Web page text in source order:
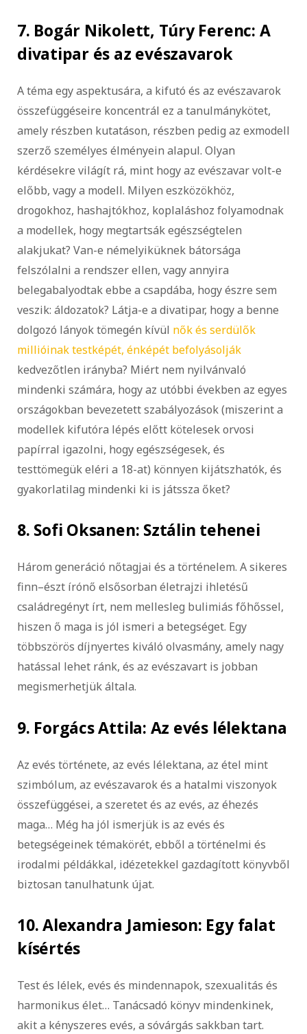
7. Bogár Nikolett, Túry Ferenc: A
divatipar és az evészavarok
A téma egy aspektusára, a kifutó és az evészavarok
összefüggéseire koncentrál ez a tanulmánykötet,
amely részben kutatáson, részben pedig az exmodell
szerző személyes élményein alapul. Olyan
kérdésekre világít rá, mint hogy az evészavar volt-e
előbb, vagy a modell. Milyen eszközökhöz,
drogokhoz, hashajtókhoz, koplaláshoz folyamodnak
a modellek, hogy megtartsák egészségtelen
alakjukat? Van-e némelyiküknek bátorsága
felszólalni a rendszer ellen, vagy annyira
belegabalyodtak ebbe a csapdába, hogy észre sem
veszik: áldozatok? Látja-e a divatipar, hogy a benne
dolgozó lányok tömegén kívül nők és serdülők
millióinak testképét, énképét befolyásolják
kedvezőtlen irányba? Miért nem nyilvánvaló
mindenki számára, hogy az utóbbi években az egyes
országokban bevezetett szabályozások (miszerint a
modellek kifutóra lépés előtt kötelesek orvosi
papírral igazolni, hogy egészségesek, és
testtömegük eléri a 18-at) könnyen kijátszhatók, és
gyakorlatilag mindenki ki is játssza őket?
8. Sofi Oksanen: Sztálin tehenei
Három generáció nőtagjai és a történelem. A sikeres
finn–észt írónő elsősorban életrajzi ihletésű
családregényt írt, nem mellesleg bulimiás főhőssel,
hiszen ő maga is jól ismeri a betegséget. Egy
többszörös díjnyertes kiváló olvasmány, amely nagy
hatással lehet ránk, és az evészavart is jobban
megismerhetjük általa.
9. Forgács Attila: Az evés lélektana
Az evés története, az evés lélektana, az étel mint
szimbólum, az evészavarok és a hatalmi viszonyok
összefüggései, a szeretet és az evés, az éhezés
maga… Még ha jól ismerjük is az evés és
betegségeinek témakörét, ebből a történelmi és
irodalmi példákkal, idézetekkel gazdagított könyvből
biztosan tanulhatunk újat.
10. Alexandra Jamieson: Egy ​falat
kísértés
Test és lélek, evés és mindennapok, szexualitás és
harmonikus élet… Tanácsadó könyv mindenkinek,
akit a kényszeres evés, a sóvárgás sakkban tart.